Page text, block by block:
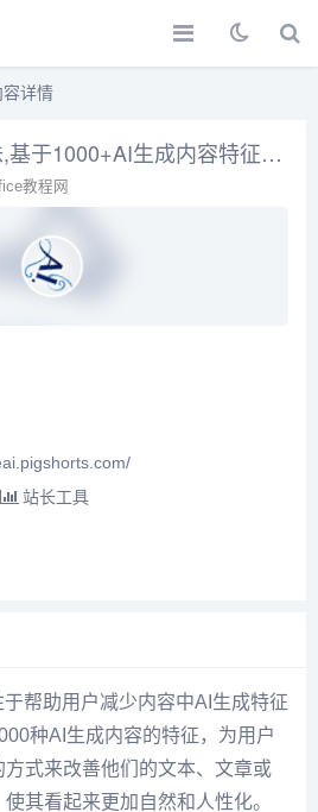
容详情
去除AI味 - 去除AI味,基于1000+AI生成内容特征，去除你内容里的AI味
教程网
站长工具
帮助用户减少内容中AI生成特征
种AI生成内容的特征，为用户
式来改善他们的文本、文章或
其看起来更加自然和人性化。